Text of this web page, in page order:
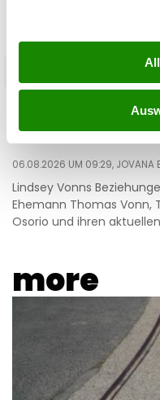
Lindsey Vonn
06.08.2026 UM 09:29, JOVANA
Lindsey Vonns
Ehemann Thomas Vonn,
Osorio und ihren
more